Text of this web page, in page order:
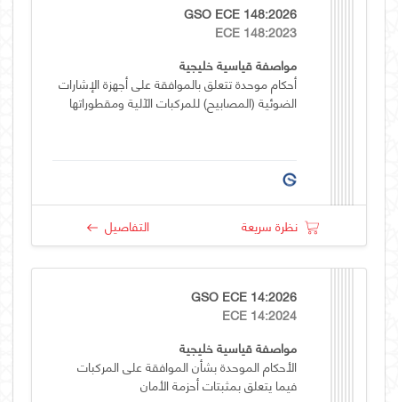
GSO ECE 148:2026
ECE 148:2023
مواصفة قياسية خليجية
أحكام موحدة تتعلق بالموافقة على أجهزة الإشارات
الضوئية (المصابيح) للمركبات الآلية ومقطوراتها
نظرة سريعة التفاصيل
GSO ECE 14:2026
ECE 14:2024
مواصفة قياسية خليجية
الأحكام الموحدة بشأن الموافقة على المركبات
فيما يتعلق بمثبتات أحزمة الأمان